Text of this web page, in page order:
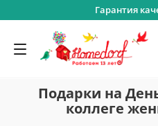
Гарантия
Подарки на
коллеге